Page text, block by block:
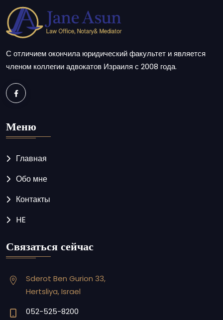
С отличием окончила юридический факультет и является
членом коллегии адвокатов Израиля с 2008 года.
Меню
Главная
Обо мне
Контакты
HE
Связаться сейчас
Sderot Ben Gurion 33,
Hertsliya, Israel
052-525-8200